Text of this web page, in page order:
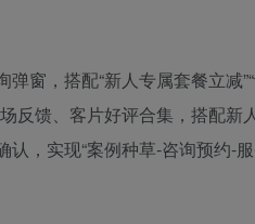
窗，搭配“新人专属套餐立减
反馈、客片好评合集，搭配新
，实现“案例种草-咨询预约-